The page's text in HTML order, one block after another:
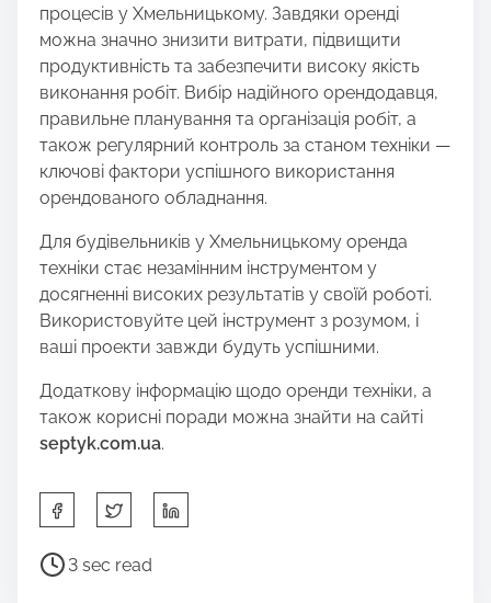
процесів у Хмельницькому. Завдяки оренді
можна значно знизити витрати, підвищити
продуктивність та забезпечити високу якість
виконання робіт. Вибір надійного орендодавця,
правильне планування та організація робіт, а
також регулярний контроль за станом техніки —
ключові фактори успішного використання
орендованого обладнання.
Для будівельників у Хмельницькому оренда
техніки стає незамінним інструментом у
досягненні високих результатів у своїй роботі.
Використовуйте цей інструмент з розумом, і
ваші проекти завжди будуть успішними.
Додаткову інформацію щодо оренди техніки, а
також корисні поради можна знайти на сайті
septyk.com.ua.
h
a
P
o
3 sec read